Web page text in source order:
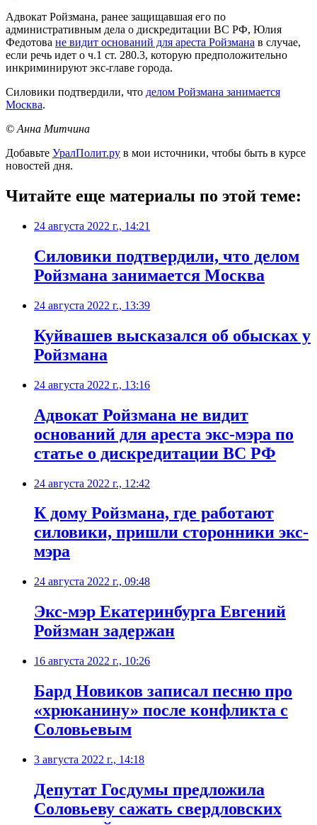
Адвокат Ройзмана, ранее защищавшая его по
административным дела о дискредитации ВС РФ, Юлия
Федотова не видит оснований для ареста Ройзмана в случае,
если речь идет о ч.1 ст. 280.3, которую предположительно
инкриминируют экс-главе города.
Силовики подтвердили, что делом Ройзмана занимается
Москва.
© Анна Митчина
Добавьте УралПолит.ру в мои источники, чтобы быть в курсе
новостей дня.
Читайте еще материалы по этой теме:
24 августа 2022 г., 14:21
​Силовики подтвердили, что делом
Ройзмана занимается Москва
24 августа 2022 г., 13:39
Куйвашев высказался об обысках у
Ройзмана
24 августа 2022 г., 13:16
Адвокат Ройзмана не видит
оснований для ареста экс-мэра по
статье о дискредитации ВС РФ
24 августа 2022 г., 12:42
К дому Ройзмана, где работают
силовики, пришли сторонники экс-
мэра
24 августа 2022 г., 09:48
​Экс-мэр Екатеринбурга Евгений
Ройзман задержан
16 августа 2022 г., 10:26
Бард Новиков записал песню про
«хрюканину» после конфликта с
Соловьевым
3 августа 2022 г., 14:18
​Депутат Госдумы предложила
Соловьеву сажать свердловских